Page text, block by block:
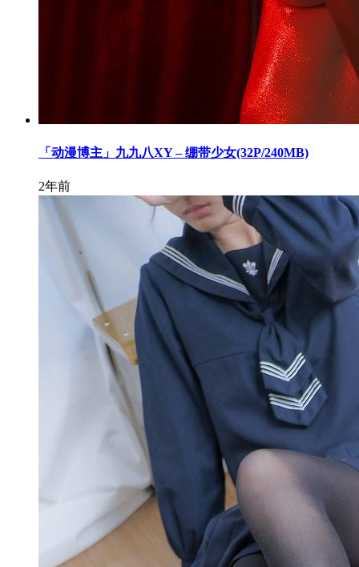
「动漫博主」九九八XY – 绷带少女(32P/240MB)
2年前